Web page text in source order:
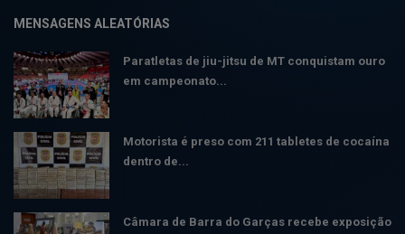
MENSAGENS ALEATÓRIAS
Paratletas de jiu-jitsu de MT conquistam ouro
em campeonato...
Motorista é preso com 211 tabletes de cocaína
dentro de...
Câmara de Barra do Garças recebe exposição